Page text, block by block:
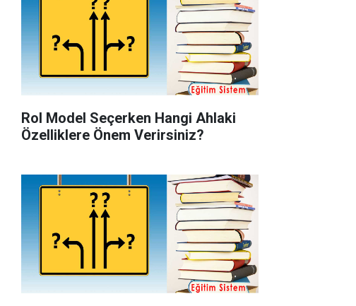
Rol Model Seçerken Hangi Ahlaki
Özelliklere Önem Verirsiniz?